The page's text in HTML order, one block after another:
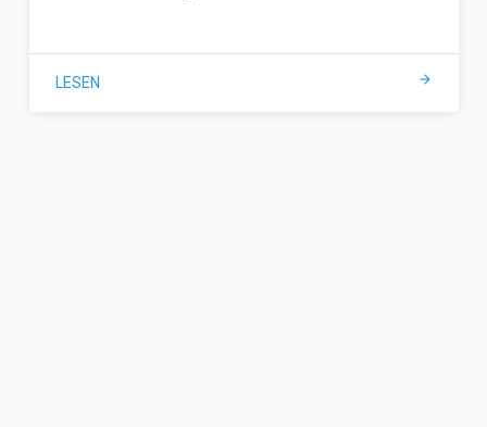
LESEN arrow_forward